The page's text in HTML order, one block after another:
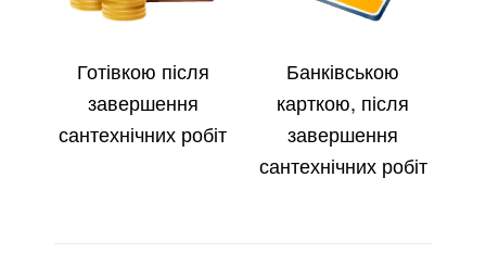
Готівкою після
завершення
сантехнічних робіт
Банківською
карткою, після
завершення
сантехнічних робіт